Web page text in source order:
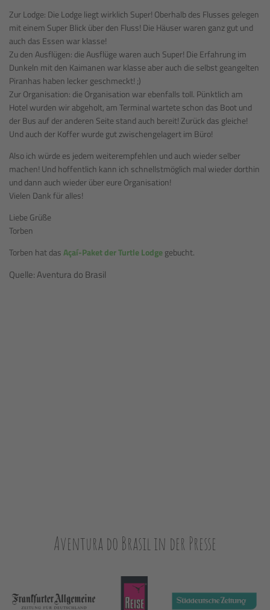
Zur Lodge: Die Lodge liegt wirklich Super! Oberhalb des Flusses gelegen
mit einem Super Blick über den Fluss! Die Häuser waren ganz gut und
auch das Essen war klasse!
Zu den Ausflügen: die Ausflüge waren auch Super! Die Erfahrung im
Dunkeln mit den Kaimanen war klasse aber auch die selbst geangelten
Piranhas haben lecker geschmeckt! ;)
Zur Organisation: die Organisation war ebenfalls toll. Pünktlich am
Hotel wurden wir abgeholt, am Terminal wartete schon das Boot und
der Bus auf der anderen Seite stand auch bereit! Zurück das gleiche!
Und auch der Koffer wurde gut zwischengelagert im Büro!
Also ich würde es jedem weiterempfehlen und auch wieder selber
machen! Und hoffentlich kann ich schnellstmöglich mal wieder dorthin
und dann auch wieder über eure Organisation!
Vielen Dank für alles!
Liebe Grüße
Torben
Torben hat dasAçaí-Paket der Turtle Lodgegebucht.
Quelle: Aventura do Brasil
Aventura do Brasil in der Presse